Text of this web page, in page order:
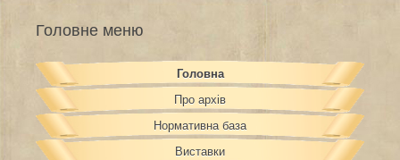
Головне меню
Головна
Про архів
Нормативна база
Виставки